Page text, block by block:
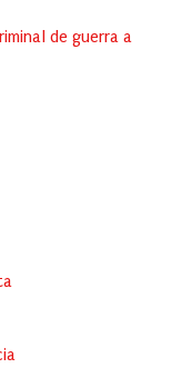
de guerra a